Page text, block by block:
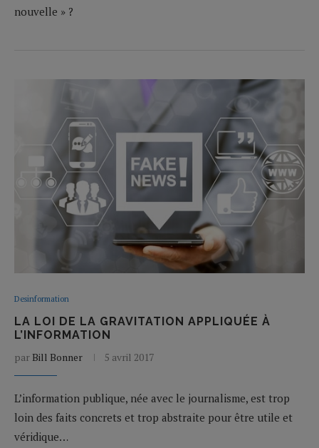
nouvelle » ?
Desinformation
LA LOI DE LA GRAVITATION APPLIQUÉE À
L’INFORMATION
par Bill Bonner 5 avril 2017
L’information publique, née avec le journalisme, est trop
loin des faits concrets et trop abstraite pour être utile et
véridique…